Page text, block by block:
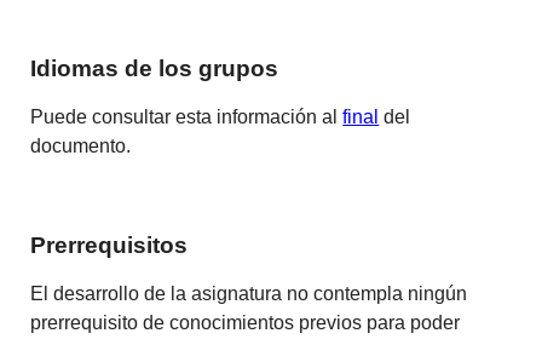
Idiomas de los grupos
Puede consultar esta información alfinal del
documento.
Prerrequisitos
El desarrollo de la asignatura no contempla ningún
prerrequisito de conocimientos previos para poder